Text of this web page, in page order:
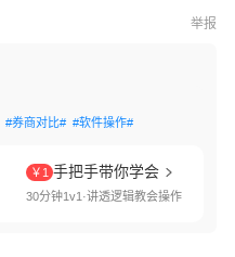
举报
#券商对比# #软件操作#
￥1 手把手带你学会
30分钟1v1·讲透逻辑教会操作